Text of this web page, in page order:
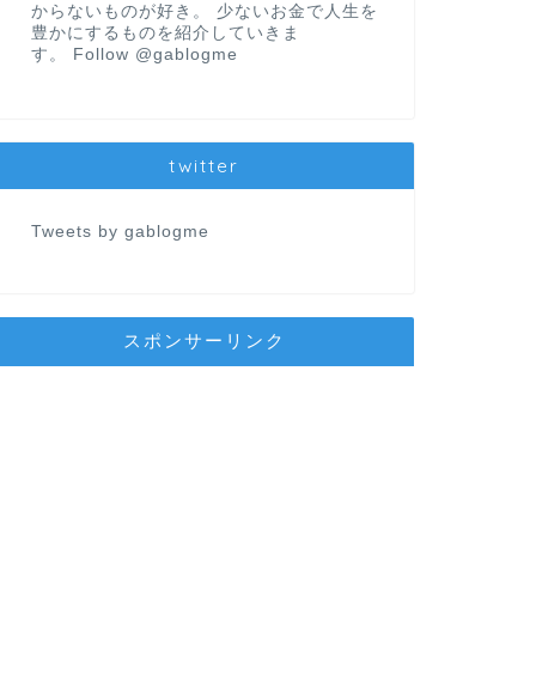
からないものが好き。 少ないお金で人生を
豊かにするものを紹介していきま
す。
Follow @gablogme
twitter
Tweets by gablogme
スポンサーリンク